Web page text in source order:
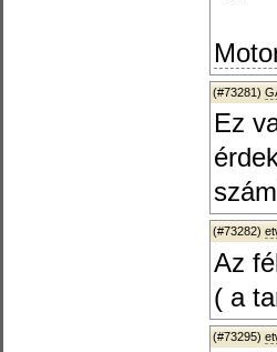
(#73281)
Ez
(#73282)
Az
( a
(#73295)